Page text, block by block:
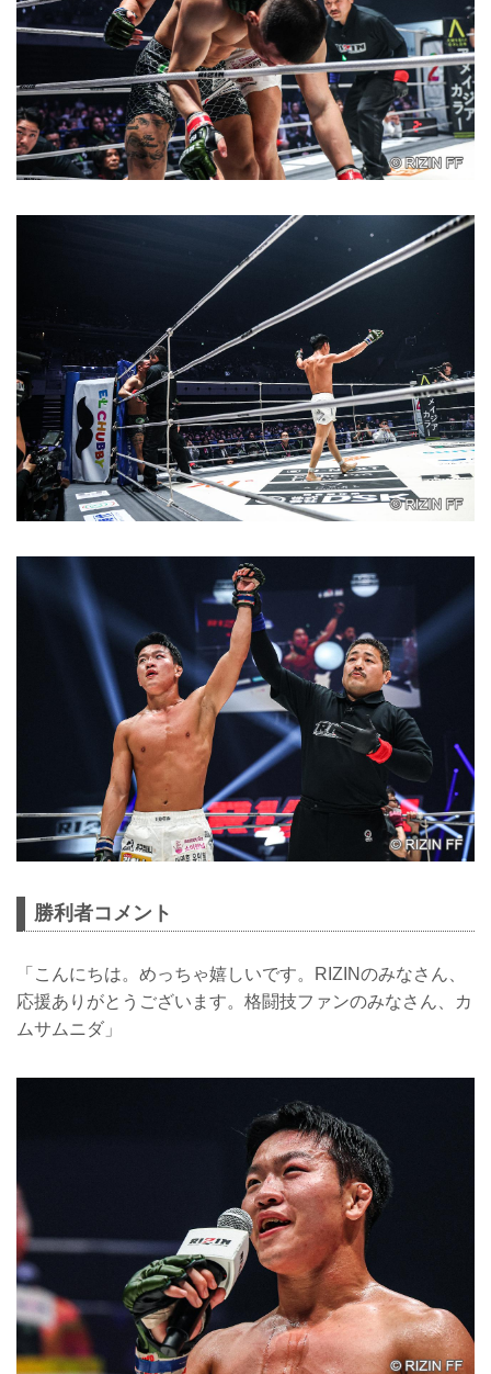
勝利者コメント
「こんにちは。めっちゃ嬉しいです。RIZINのみなさん、
応援ありがとうございます。格闘技ファンのみなさん、カ
ムサムニダ」